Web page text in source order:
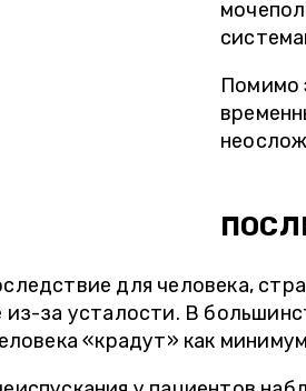
Помимо
для человека,
за усталости. В
«крадут» как